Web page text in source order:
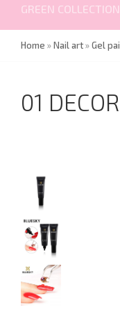
GREEN COLLECTION
Home »Nail art»Gel
01